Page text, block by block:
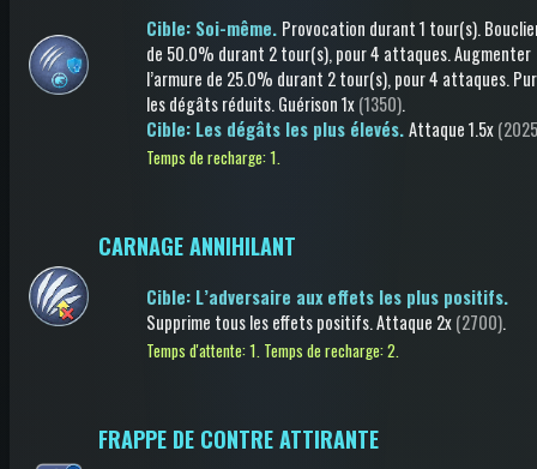
Cible: Soi-même. Provocation durant 1 tour(s).
de 50.0% durant 2 tour(s), pour 4 attaques.Augmenter
l’armure de 25.0% durant 2 tour(s), pour 4 attaques.
les dégâts réduits.Guérison1x(1350).
Cible: Les dégâts les plus élevés.Attaque1.5x
Temps de recharge: 1.
CARNAGE ANNIHILANT
Cible: L’adversaire aux effets les plus positifs.
Supprime tous les effets positifs.Attaque 2x(2700).
Temps d'attente: 1. Temps de recharge: 2.
FRAPPE DE CONTRE ATTIRANTE